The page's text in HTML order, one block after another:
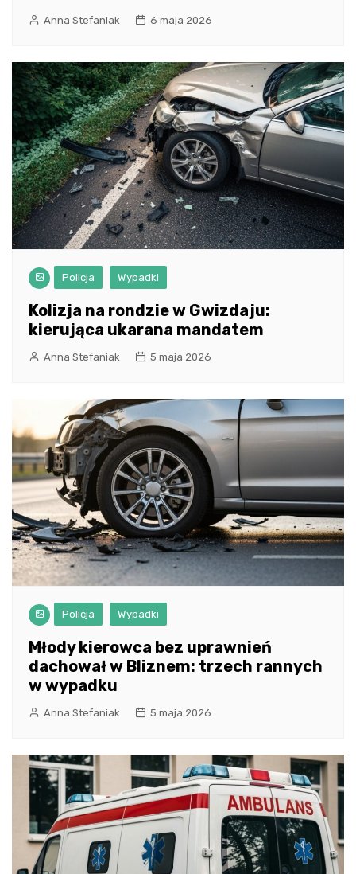
Anna Stefaniak 6 maja 2026
Policja Wypadki
Kolizja na rondzie w Gwizdaju:
kierująca ukarana mandatem
Anna Stefaniak 5 maja 2026
Policja Wypadki
Młody kierowca bez uprawnień
dachował w Bliznem: trzech rannych
w wypadku
Anna Stefaniak 5 maja 2026